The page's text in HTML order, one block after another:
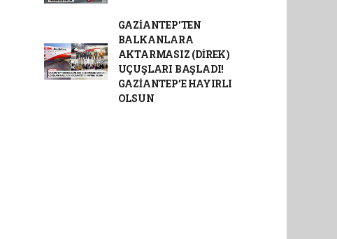
GAZİANTEP'TEN
BALKANLARA
AKTARMASIZ (DİREK)
UÇUŞLARI BAŞLADI!
GAZİANTEP’E HAYIRLI
OLSUN